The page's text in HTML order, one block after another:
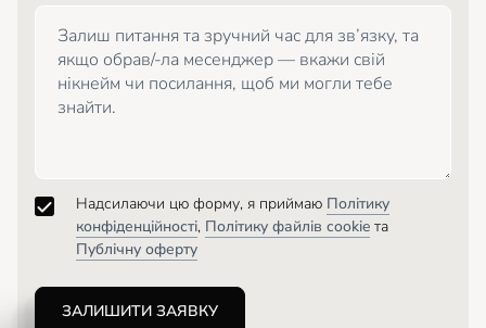
Надсилаючи цю форму, я приймаю Політику
конфіденційності, Політику файлів cookie та
Публічну оферту